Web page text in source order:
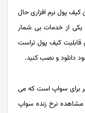
کیف پول نرم افزاری حال
یکی از خدمات بی شمار
قابلیت کیف پول تراست
دانلود و نصب کنید.
برای سواپ است که می
مشاهده نرخ زنده سواپ